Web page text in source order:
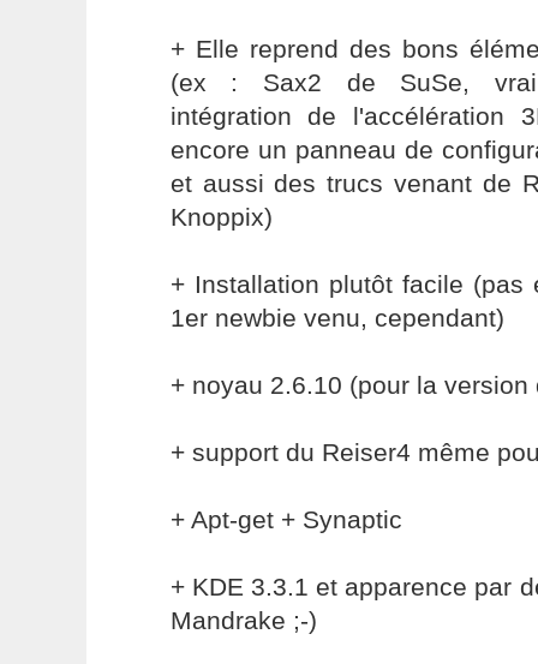
+ Elle reprend des bons
(ex : Sax2 de SuSe,
intégration de l'accélération
encore un panneau de
et aussi des trucs venant de
Knoppix)
+ Installation plutôt facile (pas
1er newbie venu, cependant)
+ noyau 2.6.10 (pour la version
+ support du Reiser4 même
+ Apt-get + Synaptic
+ KDE 3.3.1 et apparence par
Mandrake ;-)